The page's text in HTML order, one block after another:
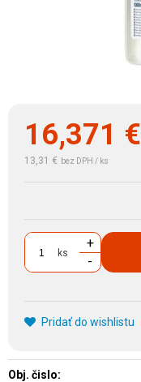
16,371 €
13,31 € bez DPH / ks
ks
+
-
Pridať do wishlistu
Obj. čislo: